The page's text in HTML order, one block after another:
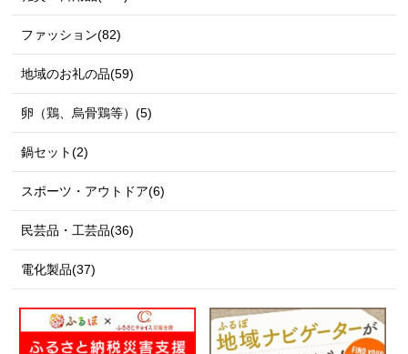
ファッション(82)
地域のお礼の品(59)
卵（鶏、烏骨鶏等）(5)
鍋セット(2)
スポーツ・アウトドア(6)
民芸品・工芸品(36)
電化製品(37)